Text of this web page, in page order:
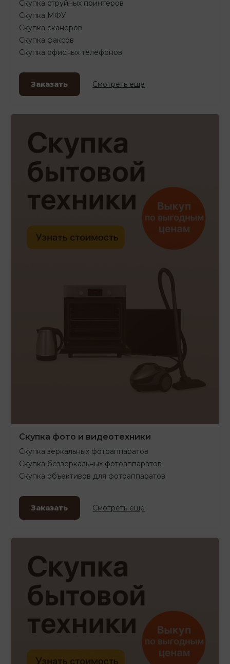
Скупка струйных принтеров
Скупка МФУ
Скупка сканеров
Скупка факсов
Скупка офисных телефонов
Заказать Смотреть еще
Скупка фото и видеотехники
Скупка зеркальных фотоаппаратов
Скупка беззеркальных фотоаппаратов
Скупка объективов для фотоаппаратов
Заказать Смотреть еще